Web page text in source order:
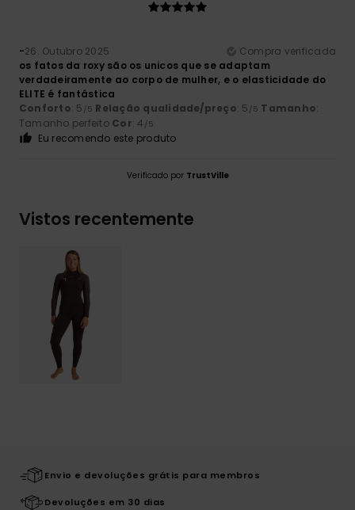
-26. Outubro 2025
Compra verificada
os fatos da roxy são os unicos que se adaptam
verdadeiramente ao corpo de mulher, e o elasticidade do
ELITE é fantástica
Conforto: 5 /5 Relação qualidade/preço: 5 /5 Tamanho:
Tamanho perfeito Cor: 4 /5
Eu recomendo este produto
Verificado por TrustVille
Vistos recentemente
Envio e devoluções grátis para membros
Devoluções em 30 dias